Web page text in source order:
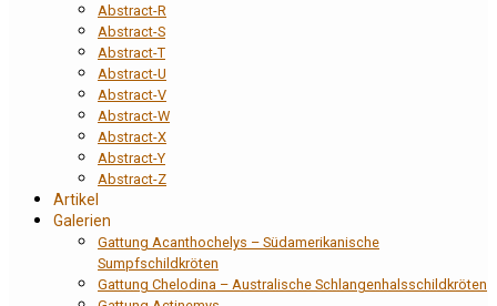
Abstract-R
Abstract-S
Abstract-T
Abstract-U
Abstract-V
Abstract-W
Abstract-X
Abstract-Y
Abstract-Z
Artikel
Galerien
Gattung Acanthochelys – Südamerikanische
Sumpfschildkröten
Gattung Chelodina – Australische Schlangenhalsschildkröten